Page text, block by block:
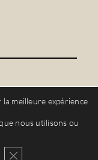
| Tous droits réservés |
meilleure expérience
nous utilisons ou
Fermer la bannière